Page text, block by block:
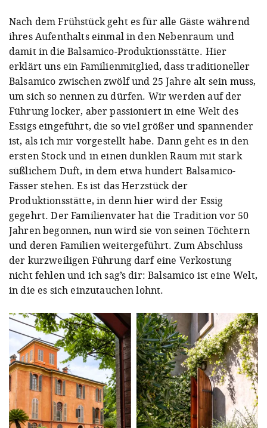
Nach dem Frühstück geht es für alle Gäste während
ihres Aufenthalts einmal in den Nebenraum und
damit in die Balsamico-Produktionsstätte. Hier
erklärt uns ein Familienmitglied, dass traditioneller
Balsamico zwischen zwölf und 25 Jahre alt sein muss,
um sich so nennen zu dürfen. Wir werden auf der
Führung locker, aber passioniert in eine Welt des
Essigs eingeführt, die so viel größer und spannender
ist, als ich mir vorgestellt habe. Dann geht es in den
ersten Stock und in einen dunklen Raum mit stark
süßlichem Duft, in dem etwa hundert Balsamico-
Fässer stehen. Es ist das Herzstück der
Produktionsstätte, in denn hier wird der Essig
gegehrt. Der Familienvater hat die Tradition vor 50
Jahren begonnen, nun wird sie von seinen Töchtern
und deren Familien weitergeführt. Zum Abschluss
der kurzweiligen Führung darf eine Verkostung
nicht fehlen und ich sag’s dir: Balsamico ist eine Welt,
in die es sich einzutauchen lohnt.